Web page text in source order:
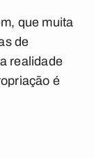
que muita
de
realidade
é